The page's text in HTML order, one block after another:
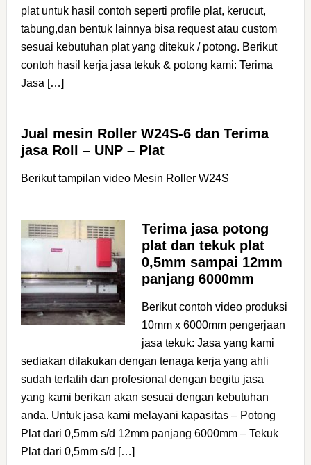
plat untuk hasil contoh seperti profile plat, kerucut,
tabung,dan bentuk lainnya bisa request atau custom
sesuai kebutuhan plat yang ditekuk / potong. Berikut
contoh hasil kerja jasa tekuk & potong kami: Terima
Jasa […]
Jual mesin Roller W24S-6 dan Terima
jasa Roll – UNP – Plat
Berikut tampilan video Mesin Roller W24S
Terima jasa potong
plat dan tekuk plat
0,5mm sampai 12mm
panjang 6000mm
Berikut contoh video produksi
10mm x 6000mm pengerjaan
jasa tekuk: Jasa yang kami
sediakan dilakukan dengan tenaga kerja yang ahli
sudah terlatih dan profesional dengan begitu jasa
yang kami berikan akan sesuai dengan kebutuhan
anda. Untuk jasa kami melayani kapasitas – Potong
Plat dari 0,5mm s/d 12mm panjang 6000mm – Tekuk
Plat dari 0,5mm s/d […]